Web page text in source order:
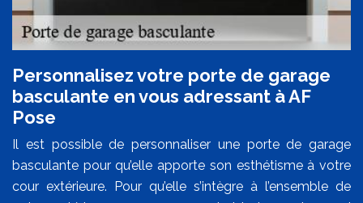
Personnalisez votre porte de garage
basculante en vous adressant à AF
Pose
Il est possible de personnaliser une porte de garage
basculante pour qu’elle apporte son esthétisme à votre
cour extérieure. Pour qu’elle s’intègre à l’ensemble de